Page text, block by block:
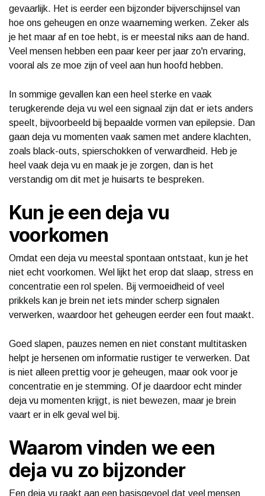
gevaarlijk. Het is eerder een bijzonder bijverschijnsel van
hoe ons geheugen en onze waarneming werken. Zeker als
je het maar af en toe hebt, is er meestal niks aan de hand.
Veel mensen hebben een paar keer per jaar zo'n ervaring,
vooral als ze moe zijn of veel aan hun hoofd hebben.
In sommige gevallen kan een heel sterke en vaak
terugkerende deja vu wel een signaal zijn dat er iets anders
speelt, bijvoorbeeld bij bepaalde vormen van epilepsie. Dan
gaan deja vu momenten vaak samen met andere klachten,
zoals black-outs, spierschokken of verwardheid. Heb je
heel vaak deja vu en maak je je zorgen, dan is het
verstandig om dit met je huisarts te bespreken.
Kun je een deja vu
voorkomen
Omdat een deja vu meestal spontaan ontstaat, kun je het
niet echt voorkomen. Wel lijkt het erop dat slaap, stress en
concentratie een rol spelen. Bij vermoeidheid of veel
prikkels kan je brein net iets minder scherp signalen
verwerken, waardoor het geheugen eerder een fout maakt.
Goed slapen, pauzes nemen en niet constant multitasken
helpt je hersenen om informatie rustiger te verwerken. Dat
is niet alleen prettig voor je geheugen, maar ook voor je
concentratie en je stemming. Of je daardoor echt minder
deja vu momenten krijgt, is niet bewezen, maar je brein
vaart er in elk geval wel bij.
Waarom vinden we een
deja vu zo bijzonder
Een deja vu raakt aan een basisgevoel dat veel mensen